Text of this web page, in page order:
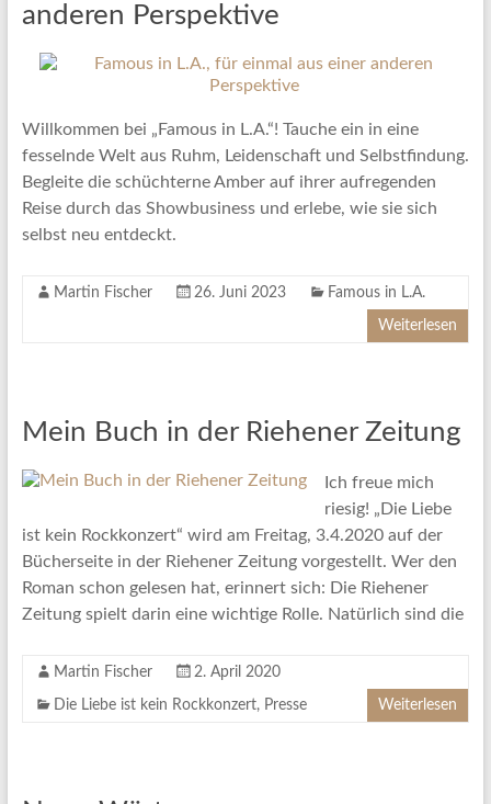
anderen Perspektive
Willkommen bei „Famous in L.A.“! Tauche ein in eine
fesselnde Welt aus Ruhm, Leidenschaft und Selbstfindung.
Begleite die schüchterne Amber auf ihrer aufregenden
Reise durch das Showbusiness und erlebe, wie sie sich
selbst neu entdeckt.
Martin Fischer 26. Juni 2023 Famous in L.A.
Weiterlesen
Mein Buch in der Riehener Zeitung
Ich freue mich
riesig! „Die Liebe
ist kein Rockkonzert“ wird am Freitag, 3.4.2020 auf der
Bücherseite in der Riehener Zeitung vorgestellt. Wer den
Roman schon gelesen hat, erinnert sich: Die Riehener
Zeitung spielt darin eine wichtige Rolle. Natürlich sind die
Martin Fischer 2. April 2020
Die Liebe ist kein Rockkonzert, Presse Weiterlesen